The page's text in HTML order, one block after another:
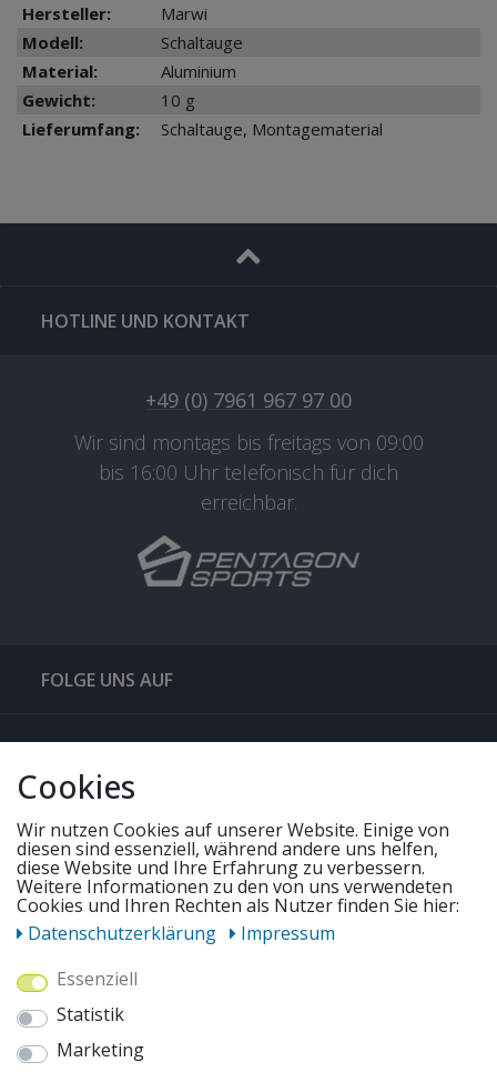
Hersteller:
Marwi
Modell:
Schaltauge
Material:
Aluminium
Gewicht:
10 g
Lieferumfang:
Schaltauge, Montagematerial
HOTLINE UND KONTAKT
+49 (0) 7961 967 97 00
Wir sind montags bis freitags von 09:00
bis 16:00 Uhr telefonisch für dich
erreichbar.
FOLGE UNS AUF
QUICKLINKS & TIPPS
UNSERE ANGEBOTE
WIR VERSENDEN MIT
Cookies
Wir nutzen Cookies auf unserer Website. Einige von
diesen sind essenziell, während andere uns helfen,
diese Website und Ihre Erfahrung zu verbessern.
Weitere Informationen zu den von uns verwendeten
Cookies und Ihren Rechten als Nutzer finden Sie hier:
Daten­schutz­erklärung
Impressum
Essenziell
Statistik
Marketing